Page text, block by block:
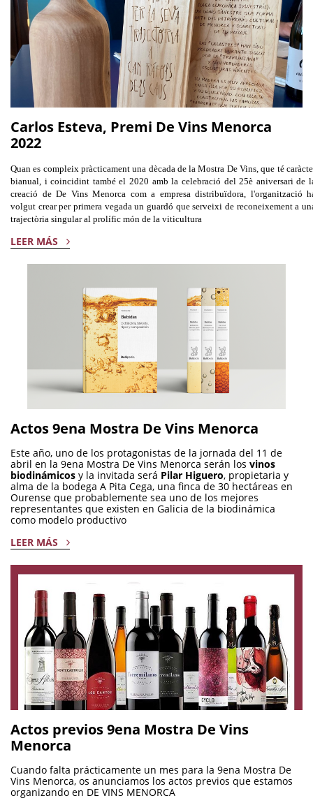
Carlos Esteva, Premi De Vins Menorca
2022
Quan es compleix pràcticament una dècada de la Mostra De Vins, que té
bianual, i coincidint també el 2020 amb la celebració del 25è aniversari de
creació de De Vins Menorca com a empresa distribuïdora, l'organització
volgut crear per primera vegada un guardó que serveixi de reconeixement a
trajectòria singular al prolífic món de la viticultura
LEER MÁS
Actos 9ena Mostra De Vins Menorca
Este año, uno de los protagonistas de la jornada del 11 de
abril en la 9ena Mostra De Vins Menorca serán los vinos
biodinámicos y la invitada será Pilar Higuero, propietaria y
alma de la bodega A Pita Cega, una finca de 30 hectáreas en
Ourense que probablemente sea uno de los mejores
representantes que existen en Galicia de la biodinámica
como modelo productivo
LEER MÁS
Actos previos 9ena Mostra De Vins
Menorca
Cuando falta prácticamente un mes para la 9ena Mostra De
Vins Menorca, os anunciamos los actos previos que estamos
organizando en DE VINS MENORCA